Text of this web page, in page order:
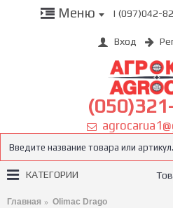
Меню | (097)042-
Вход
КАТЕГОРИИ
Главная Olimac Drago